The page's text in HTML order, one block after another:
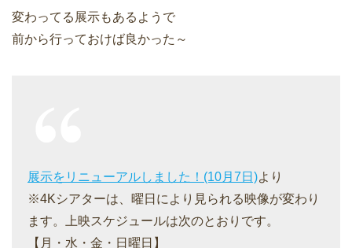
変わってる展示もあるようで
前から行っておけば良かった～
展示をリニューアルしました！(10月7日)より
※4Kシアターは、曜日により見られる映像が変わり
ます。上映スケジュールは次のとおりです。
【月・水・金・日曜日】